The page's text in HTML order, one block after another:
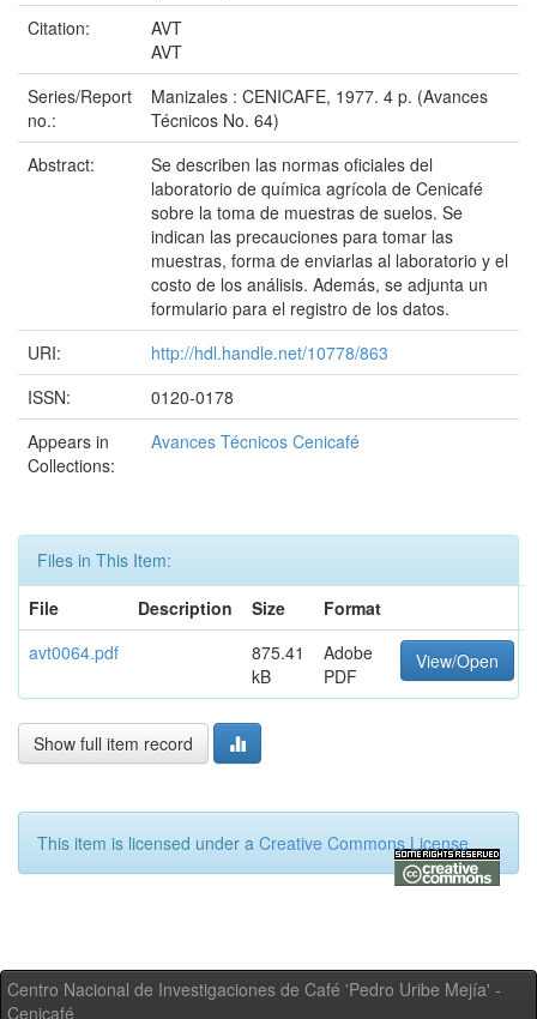
Citation:
AVT
AVT
Series/Report
no.:
Manizales : CENICAFE, 1977. 4 p. (Avances
Técnicos No. 64)
Abstract:
Se describen las normas oficiales del
laboratorio de química agrícola de Cenicafé
sobre la toma de muestras de suelos. Se
indican las precauciones para tomar las
muestras, forma de enviarlas al laboratorio y el
costo de los análisis. Además, se adjunta un
formulario para el registro de los datos.
URI:
http://hdl.handle.net/10778/863
ISSN:
0120-0178
Appears in
Collections:
Avances Técnicos Cenicafé
Files in This Item:
File
Description Size
Format
avt0064.pdf
875.41
kB
Adobe
PDF
View/Open
Show full item record
This item is licensed under a Creative Commons License
Centro Nacional de Investigaciones de Café 'Pedro Uribe Mejía' -
Cenicafé